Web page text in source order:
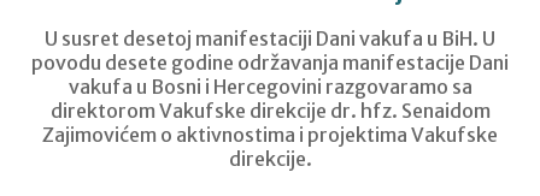
U susret desetoj manifestaciji Dani vakufa u BiH. U
povodu desete godine održavanja manifestacije Dani
vakufa u Bosni i Hercegovini razgovaramo sa
direktorom Vakufske direkcije dr. hfz. Senaidom
Zajimovićem o aktivnostima i projektima Vakufske
direkcije.